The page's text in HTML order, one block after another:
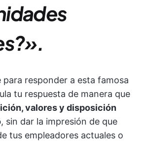
para responder a esta famosa
tu respuesta de manera que
valores y disposición
, sin dar la impresión de que
tus empleadores actuales o